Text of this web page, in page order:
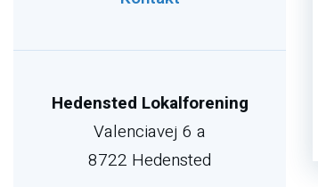
Hedensted Lokalforening
Valenciavej 6 a
8722 Hedensted